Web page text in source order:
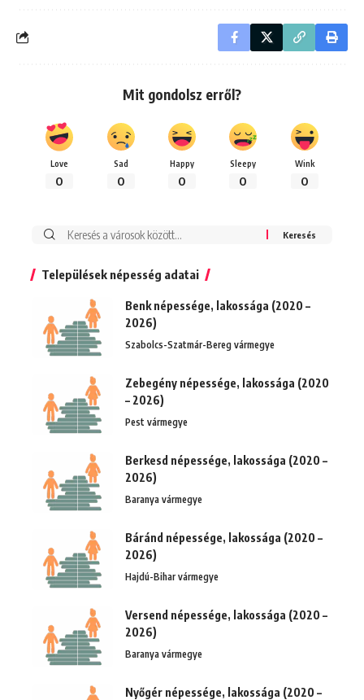
Mit gondolsz erről?
Love
0
Sad
0
Happy
0
Sleepy
0
Wink
0
Keresés:
Települések népesség adatai
Benk népessége, lakossága (2020 –
2026)
Szabolcs-Szatmár-Bereg vármegye
Zebegény népessége, lakossága (2020
– 2026)
Pest vármegye
Berkesd népessége, lakossága (2020 –
2026)
Baranya vármegye
Báránd népessége, lakossága (2020 –
2026)
Hajdú-Bihar vármegye
Versend népessége, lakossága (2020 –
2026)
Baranya vármegye
Nyőgér népessége, lakossága (2020 –